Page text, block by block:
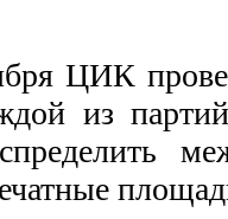
ЦИК
из